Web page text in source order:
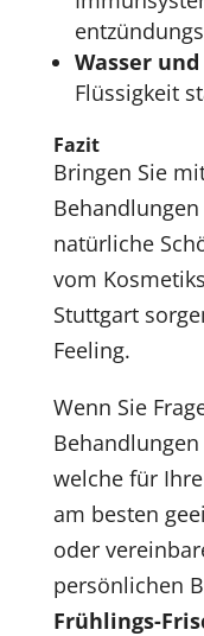
Wasser und
Flüssigkeit
Fazit
Bringen Sie
natürliche
vom
Stuttgart
Feeling.
Wenn Sie
welche für
am besten
oder
persönlichen
Frühlings-